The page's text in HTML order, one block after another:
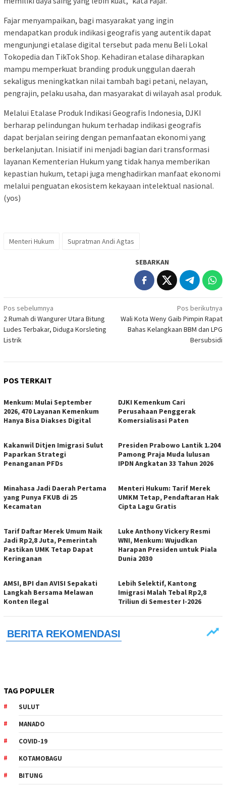
Fajar menyampaikan, bagi masyarakat yang ingin
mendapatkan produk indikasi geografis yang autentik dapat
mengunjungi etalase digital tersebut pada menu Beli Lokal
Tokopedia dan TikTok Shop. Kehadiran etalase diharapkan
mampu memperkuat branding produk unggulan daerah
sekaligus meningkatkan nilai tambah bagi petani, nelayan,
pengrajin, pelaku usaha, dan masyarakat di wilayah asal produk.
Melalui Etalase Produk Indikasi Geografis Indonesia, DJKI
berharap pelindungan hukum terhadap indikasi geografis
dapat berjalan seiring dengan pemanfaatan ekonomi yang
berkelanjutan. Inisiatif ini menjadi bagian dari transformasi
layanan Kementerian Hukum yang tidak hanya memberikan
kepastian hukum, tetapi juga menghadirkan manfaat ekonomi
melalui penguatan ekosistem kekayaan intelektual nasional.
(yos)
Menteri Hukum Supratman Andi Agtas
SEBARKAN
Navigasi
pos
Pos sebelumnya
2 Rumah di Wangurer Utara Bitung
Ludes Terbakar, Diduga Korsleting
Listrik
Pos berikutnya
Wali Kota Weny Gaib Pimpin Rapat
Bahas Kelangkaan BBM dan LPG
Bersubsidi
POS TERKAIT
Menkum: Mulai September
2026, 470 Layanan Kemenkum
Hanya Bisa Diakses Digital
DJKI Kemenkum Cari
Perusahaan Penggerak
Komersialisasi Paten
Kakanwil Ditjen Imigrasi Sulut
Paparkan Strategi
Penanganan PFDs
Presiden Prabowo Lantik 1.204
Pamong Praja Muda lulusan
IPDN Angkatan 33 Tahun 2026
Minahasa Jadi Daerah Pertama
yang Punya FKUB di 25
Kecamatan
Menteri Hukum: Tarif Merek
UMKM Tetap, Pendaftaran Hak
Cipta Lagu Gratis
Tarif Daftar Merek Umum Naik
Jadi Rp2,8 Juta, Pemerintah
Pastikan UMK Tetap Dapat
Keringanan
Luke Anthony Vickery Resmi
WNI, Menkum: Wujudkan
Harapan Presiden untuk Piala
Dunia 2030
AMSI, BPI dan AVISI Sepakati
Langkah Bersama Melawan
Konten Ilegal
Lebih Selektif, Kantong
Imigrasi Malah Tebal Rp2,8
Triliun di Semester I-2026
TAG POPULER
SULUT
MANADO
COVID-19
KOTAMOBAGU
BITUNG